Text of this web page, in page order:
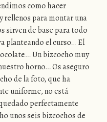
como hacer
rellenos para montar una
sirven de base para todo
planteando el curso… El
Un bizcocho muy
horno… Os aseguro
de la foto, que ha
uniforme, no está
perfectamente
unos seis bizcochos de